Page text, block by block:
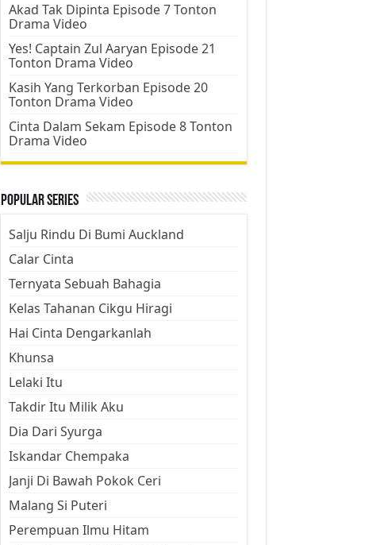
Akad Tak Dipinta Episode 7 Tonton
Drama Video
Yes! Captain Zul Aaryan Episode 21
Tonton Drama Video
Kasih Yang Terkorban Episode 20
Tonton Drama Video
Cinta Dalam Sekam Episode 8 Tonton
Drama Video
Popular Series
Salju Rindu Di Bumi Auckland
Calar Cinta
Ternyata Sebuah Bahagia
Kelas Tahanan Cikgu Hiragi
Hai Cinta Dengarkanlah
Khunsa
Lelaki Itu
Takdir Itu Milik Aku
Dia Dari Syurga
Iskandar Chempaka
Janji Di Bawah Pokok Ceri
Malang Si Puteri
Perempuan Ilmu Hitam